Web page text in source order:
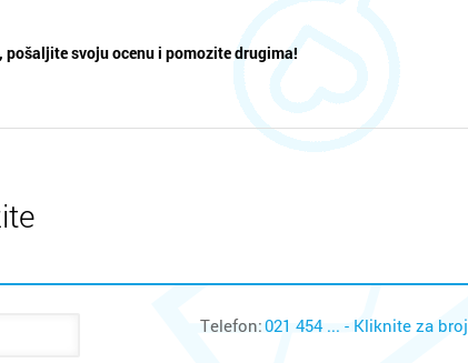
pošaljite svoju ocenu i pomozite drugima!
Telefon:021 454 ... - Kliknite za broj